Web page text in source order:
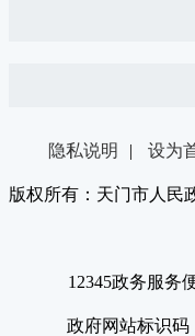
隐私说明 | 设为
版权所有：天门市人
12345政务服务
政府网站标识